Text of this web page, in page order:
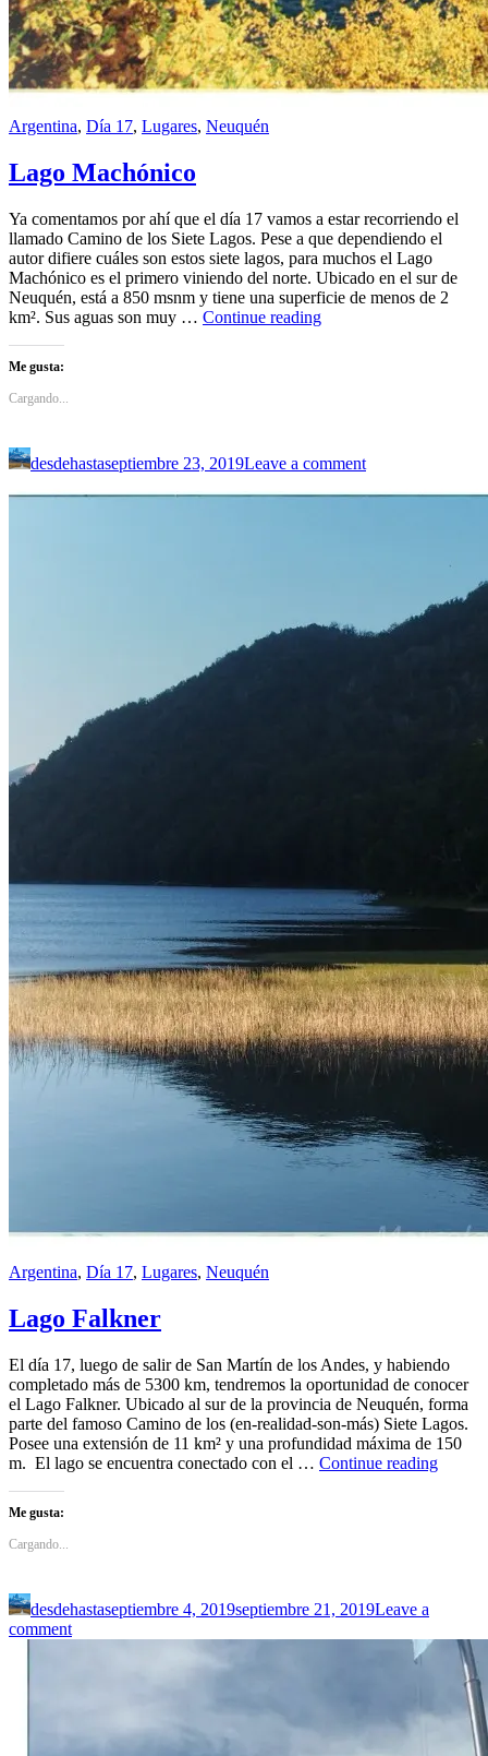
Argentina, Día 17, Lugares, Neuquén
Lago Machónico
Ya comentamos por ahí que el día 17 vamos a estar recorriendo el
llamado Camino de los Siete Lagos. Pese a que dependiendo el
autor difiere cuáles son estos siete lagos, para muchos el Lago
Machónico es el primero viniendo del norte. Ubicado en el sur de
Neuquén, está a 850 msnm y tiene una superficie de menos de 2
km². Sus aguas son muy … Continue readingLago
Me gusta:
Cargando...
desdehastaseptiembre 23, 2019Leave a comment
Argentina, Día 17, Lugares, Neuquén
Lago Falkner
El día 17, luego de salir de San Martín de los Andes, y habiendo
completado más de 5300 km, tendremos la oportunidad de conocer
el Lago Falkner. Ubicado al sur de la provincia de Neuquén, forma
parte del famoso Camino de los (en-realidad-son-más) Siete Lagos.
Posee una extensión de 11 km² y una profundidad máxima de 150
m. El lago se encuentra conectado con el … Continue readingLago
Me gusta:
Cargando...
desdehastaseptiembre 4, 2019septiembre 21, 2019Leave a
comment